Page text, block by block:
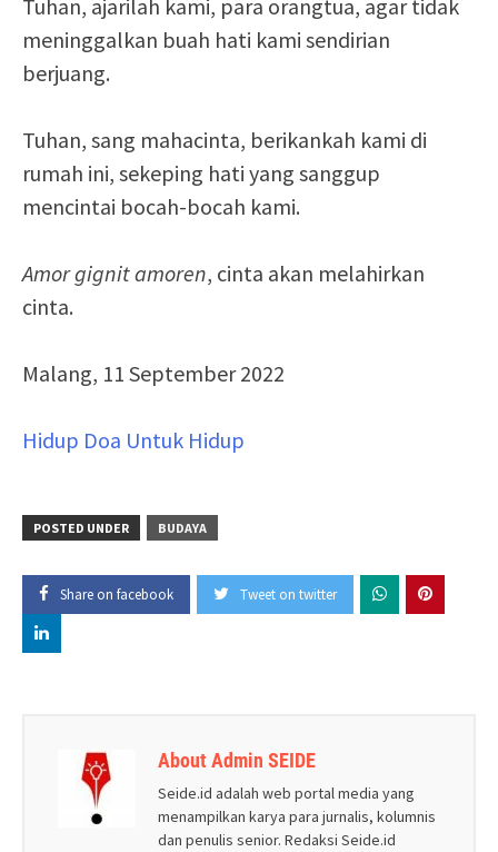
Tuhan, ajarilah kami, para orangtua, agar tidak
meninggalkan buah hati kami sendirian
berjuang.
Tuhan, sang mahacinta, berikankah kami di
rumah ini, sekeping hati yang sanggup
mencintai bocah-bocah kami.
Amor gignit amoren, cinta akan melahirkan
cinta.
Malang, 11 September 2022
Hidup Doa Untuk Hidup
POSTED UNDER BUDAYA
Share on facebook Tweet on twitter
About Admin SEIDE
Seide.id adalah web portal media yang
menampilkan karya para jurnalis, kolumnis
dan penulis senior. Redaksi Seide.id